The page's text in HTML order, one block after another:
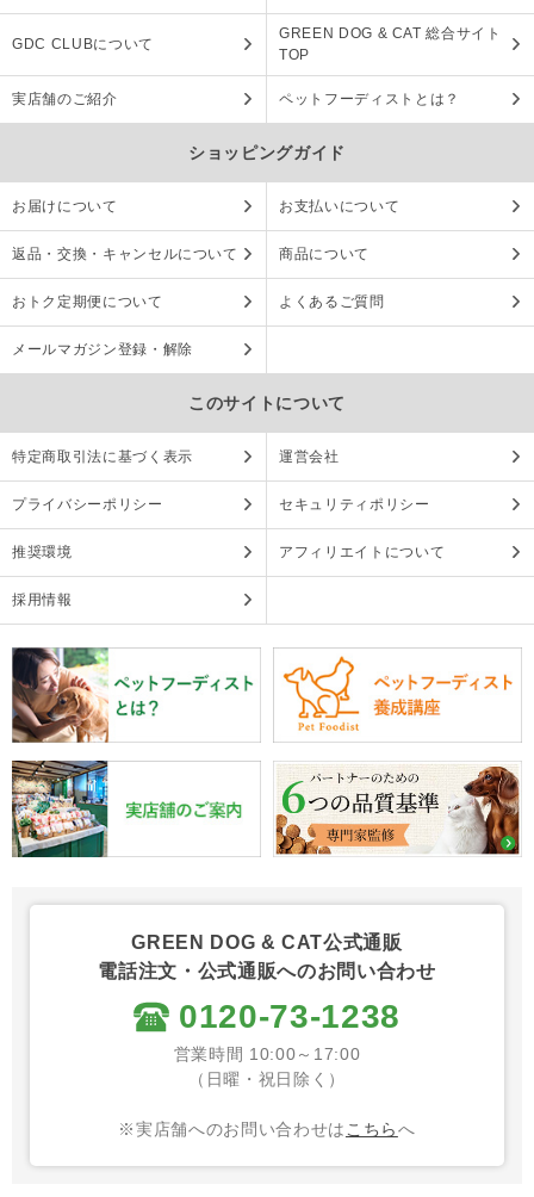
GDC CLUBについて
GREEN DOG & CAT 総合サイト
TOP
実店舗のご紹介 ペットフーディストとは？
ショッピングガイド
お届けについて お支払いについて
返品・交換・キャンセルについて 商品について
おトク定期便について よくあるご質問
メールマガジン登録・解除
このサイトについて
特定商取引法に基づく表示 運営会社
プライバシーポリシー セキュリティポリシー
推奨環境 アフィリエイトについて
採用情報
GREEN DOG & CAT公式通販
電話注文・公式通販へのお問い合わせ
0120-73-1238
営業時間 10:00～17:00
（日曜・祝日除く）
※実店舗へのお問い合わせは こちらへ